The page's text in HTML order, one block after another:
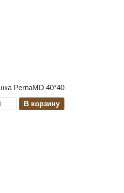
PernaMD 40*40
В корзину